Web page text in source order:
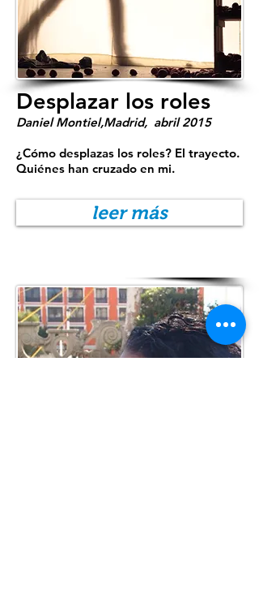
Desplazar los roles
Daniel Montiel,Madrid, abril 2015
¿Cómo desplazas los roles? El trayecto.
Quiénes han cruzado en mi.
leer más